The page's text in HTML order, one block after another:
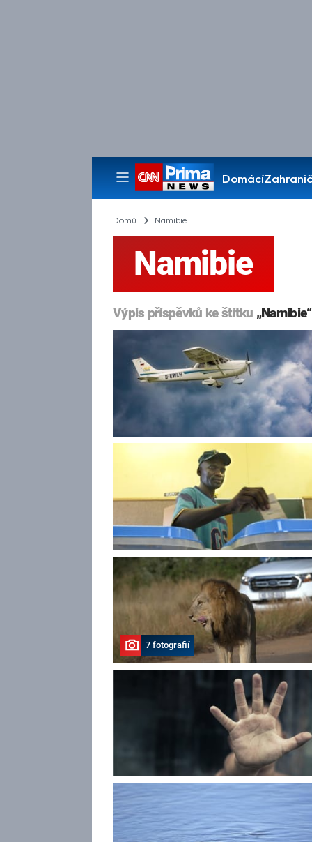
Domácí
Pořady
Domů Namibie
Namibie
Výpis příspěvků ke štítku „Namibie“
7 fotografií